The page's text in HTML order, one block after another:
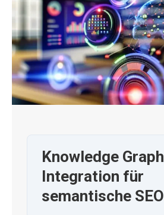
Knowledge Graph
Integration für
semantische SEO